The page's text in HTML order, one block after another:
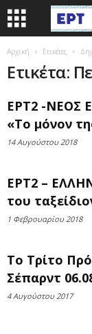
Αρχική Ετικέτες
Ετικέτα:
ΕΡΤ2 -ΝΕΟΣ
«Το μόνον
14 Αυγούστου 2018
ΕΡΤ2 –
του
1 Φεβρουαρίου 2018
Το Τρίτο
Σέπαρντ
4 Αυγούστου 2017